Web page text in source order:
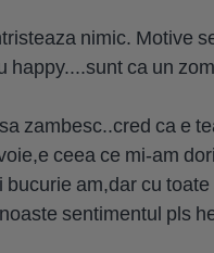
nimic. Motive
ca un
zambesc..cred ca e
ceea ce mi-am
am,dar cu
sentimentul pls